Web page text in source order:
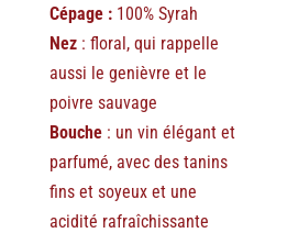
Cépage :100% Syrah
Nez : floral, qui rappelle
aussi le genièvre et le
poivre sauvage
Bouche : un vin élégant et
parfumé, avec des tanins
fins et soyeux et une
acidité rafraîchissante